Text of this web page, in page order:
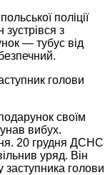
поліції
з
— тубус від
голови
своїм
вибух.
20 грудня ДСНС
уряд. Він
заступника голови